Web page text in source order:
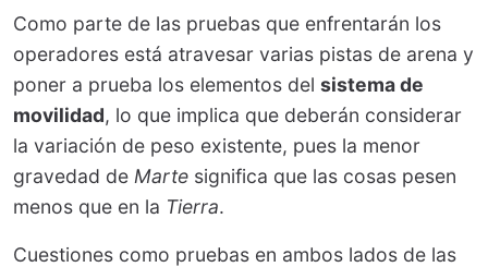
Como parte de las pruebas que enfrentarán los
operadores está atravesar varias pistas de arena y
poner a prueba los elementos del sistema de
movilidad, lo que implica que deberán considerar
la variación de peso existente, pues la menor
gravedad de Marte significa que las cosas pesen
menos que en la Tierra.
Cuestiones como pruebas en ambos lados de las